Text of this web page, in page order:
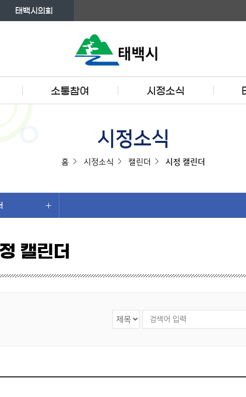
태백시의회
소통참여 시정소식
시정소식
홈 시정소식 캘린더 시정 캘린더
캘린더